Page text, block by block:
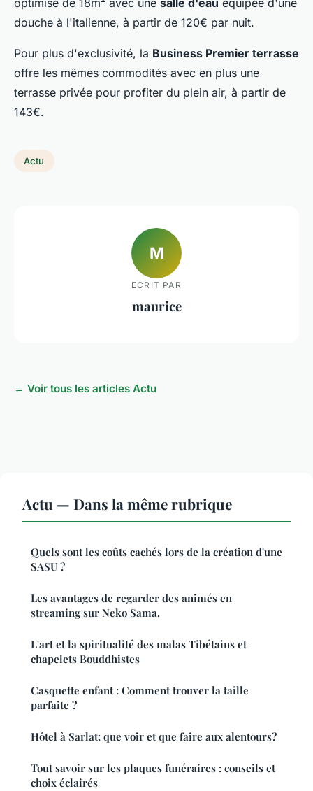
optimisé de 18m² avec une salle d'eau équipée d'une
douche à l'italienne, à partir de 120€ par nuit.
Pour plus d'exclusivité, la Business Premier terrasse
offre les mêmes commodités avec en plus une
terrasse privée pour profiter du plein air, à partir de
143€.
Actu
M
ECRIT PAR
maurice
← Voir tous les articles Actu
Actu — Dans la même rubrique
Quels sont les coûts cachés lors de la création d'une
SASU ?
Les avantages de regarder des animés en
streaming sur Neko Sama.
L'art et la spiritualité des malas Tibétains et
chapelets Bouddhistes
Casquette enfant : Comment trouver la taille
parfaite ?
Hôtel à Sarlat: que voir et que faire aux alentours?
Tout savoir sur les plaques funéraires : conseils et
choix éclairés